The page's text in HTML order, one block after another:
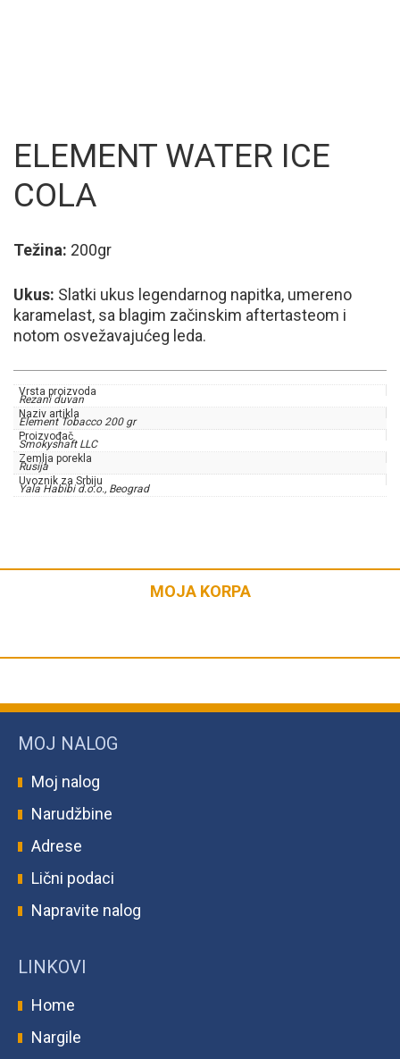
ELEMENT WATER ICE
COLA
Težina: 200gr
Ukus: Slatki ukus legendarnog napitka, umereno
karamelast, sa blagim začinskim aftertasteom i
notom osvežavajućeg leda.
Vrsta proizvoda
Rezani duvan
Naziv artikla
Element Tobacco 200 gr
Proizvođač
Smokyshaft LLC
Zemlja porekla
Rusija
Uvoznik za Srbiju
Yala Habibi d.o.o., Beograd
MOJA KORPA
MOJ NALOG
Moj nalog
Narudžbine
Adrese
Lični podaci
Napravite nalog
LINKOVI
Home
Nargile